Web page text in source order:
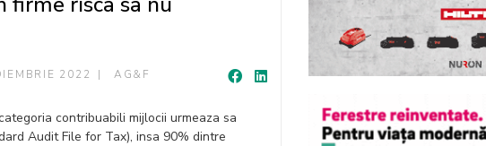
2022 AG&F
contribuabili mijlocii urmeaza sa
Audit File for Tax), insa 90% dintre